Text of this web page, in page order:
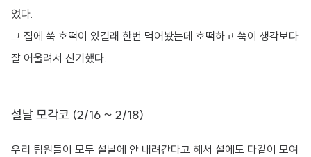
었다.
그 집에 쑥 호떡이 있길래 한번 먹어봤는데 호떡하고 쑥이 생각보다
잘 어울려서 신기했다.
설날 모각코 (2/16 ~ 2/18)
우리 팀원들이 모두 설날에 안 내려간다고 해서 설에도 다같이 모여